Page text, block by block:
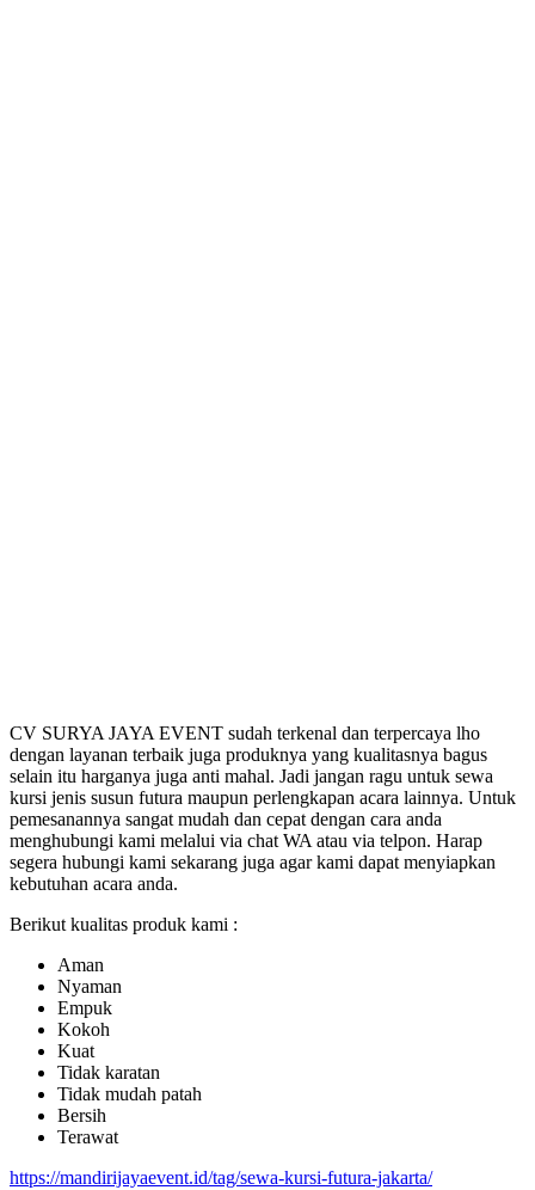
CV SURYA JAYA EVENT sudah terkenal dan terpercaya lho
dengan layanan terbaik juga produknya yang kualitasnya bagus
selain itu harganya juga anti mahal. Jadi jangan ragu untuk sewa
kursi jenis susun futura maupun perlengkapan acara lainnya. Untuk
pemesanannya sangat mudah dan cepat dengan cara anda
menghubungi kami melalui via chat WA atau via telpon. Harap
segera hubungi kami sekarang juga agar kami dapat menyiapkan
kebutuhan acara anda.
Berikut kualitas produk kami :
Aman
Nyaman
Empuk
Kokoh
Kuat
Tidak karatan
Tidak mudah patah
Bersih
Terawat
https://mandirijayaevent.id/tag/sewa-kursi-futura-jakarta/